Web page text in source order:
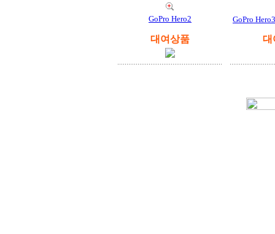
GoPro Hero2
대여상품
GoPro
대